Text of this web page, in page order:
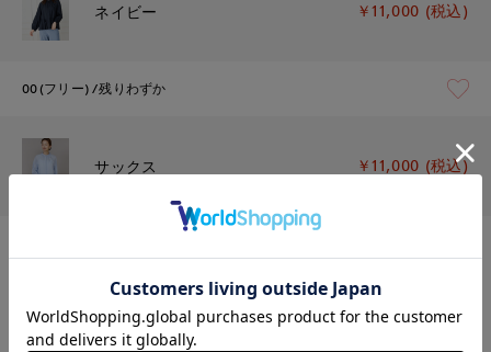
ネイビー ￥11,000 (税込)
00(フリー) 残りわずか
サックス ￥11,000 (税込)